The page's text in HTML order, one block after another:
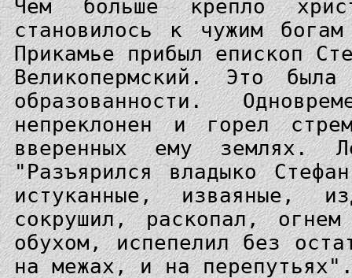
Чем больше крепло
становилось к чужим
Прикамье прибыл епископ
Великопермский. Это
образованности.
непреклонен и горел
вверенных ему землях.
"Разъярился владыко
истуканные, изваяные,
сокрушил, раскопал,
обухом, испепелил без
на межах, и на